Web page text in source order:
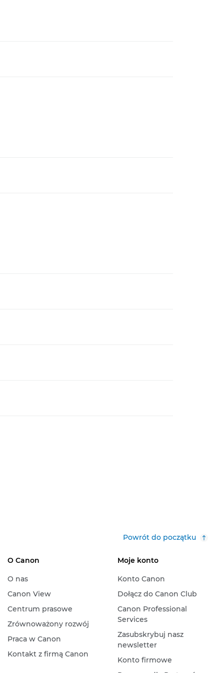
Powrót do początku
O Canon
O nas
Canon View
Centrum prasowe
Zrównoważony rozwój
Praca w Canon
Kontakt z firmą Canon
Moje konto
Konto Canon
Dołącz do Canon Club
Canon Professional
Services
Zasubskrybuj nasz
newsletter
Konto firmowe